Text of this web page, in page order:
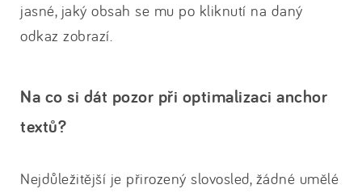
jasné, jaký obsah se mu po kliknutí na daný
odkaz zobrazí.
Na co si dát pozor při optimalizaci anchor
textů?
Nejdůležitější je přirozený slovosled, žádné umělé